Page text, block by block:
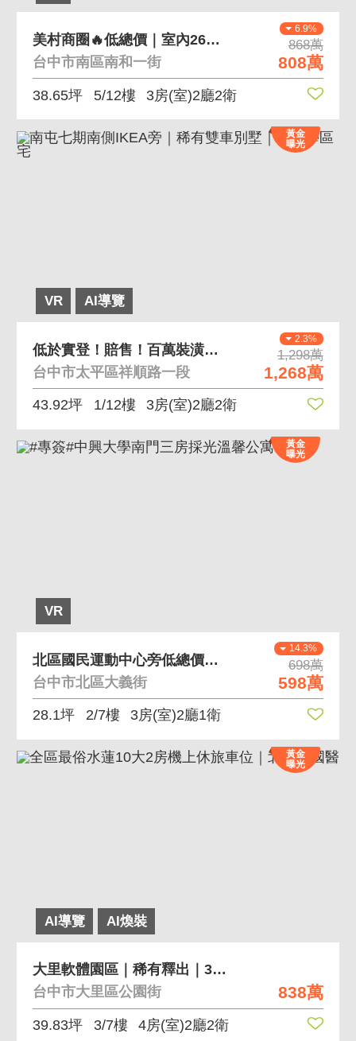
6.9%
868萬
808萬
美村商圈🔥低總價｜室內26坪｜三房休旅車位
台中市南區南和一街
38.65坪 5/12樓 3房(室)2廳2衛
VR AI導覽
黃金
曝光
2.3%
1,298萬
1,268萬
低於實登！賠售！百萬裝潢新光和園3+1房Ｂ１平車
台中市太平區祥順路一段
43.92坪 1/12樓 3房(室)2廳2衛
VR
黃金
曝光
14.3%
698萬
598萬
北區國民運動中心旁低總價電梯3房
台中市北區大義街
28.1坪 2/7樓 3房(室)2廳1衛
AI導覽 AI煥裝
黃金
曝光
838萬
大里軟體園區｜稀有釋出｜3+1房附車位
台中市大里區公園街
39.83坪 3/7樓 4房(室)2廳2衛